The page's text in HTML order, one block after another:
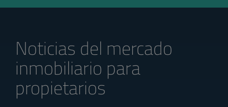
Noticias del mercado
inmobiliario para
propietarios